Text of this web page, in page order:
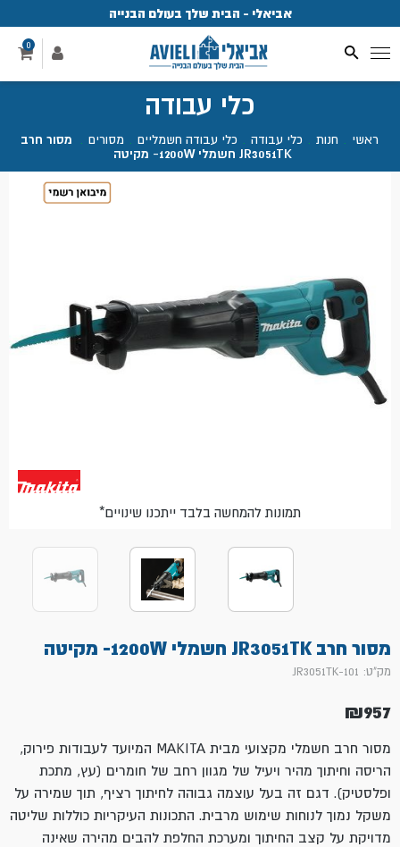
אביאלי - הבית שלך בעולם הבנייה
0
כלי עבודה
ראשי חנות כלי עבודה כלי עבודה חשמליים מסורים
מסור חרב
JR3051TK חשמלי 1200W- מקיטה
מסור חרב JR3051TK חשמלי 1200W- מקיטה
מק"ט: 101-JR3051TK
₪957
מסור חרב חשמלי מקצועי מבית MAKITA המיועד לעבודות פירוק,
הריסה וחיתוך מהיר ויעיל של מגוון רחב של חומרים (עץ, מתכת
ופלסטיק). דגם זה בעל עוצמה גבוהה לחיתוך רציף, תוך שמירה על
משקל נמוך לנוחות שימוש מרבית. התכונות העיקריות כוללות שליטה
מדויקת על קצב החיתוך ומערכת החלפת להבים מהירה שאינה
*תמונות להמחשה בלבד ייתכנו שינויים